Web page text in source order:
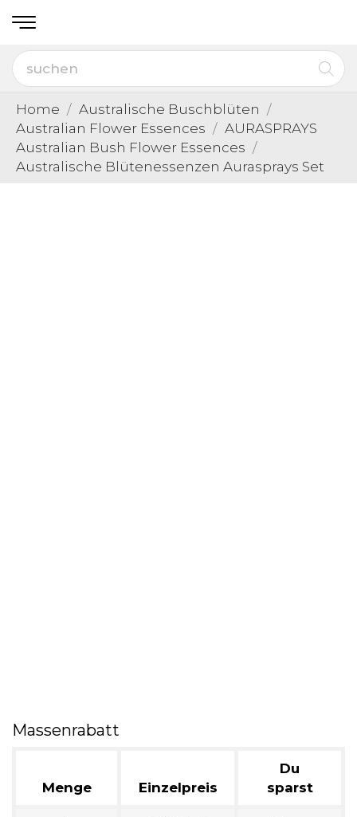
Home
Australische Buschblüten
Australian Flower Essences
AURASPRAYS
Australian Bush Flower Essences
Australische Blütenessenzen Aurasprays Set
Massenrabatt
Menge Einzelpreis
Du
sparst